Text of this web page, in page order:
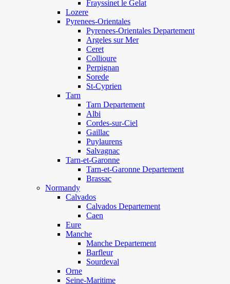
Frayssinet le Gelat
Lozere
Pyrenees-Orientales
Pyrenees-Orientales Departement
Argeles sur Mer
Ceret
Collioure
Perpignan
Sorede
St-Cyprien
Tarn
Tarn Departement
Albi
Cordes-sur-Ciel
Gaillac
Puylaurens
Salvagnac
Tarn-et-Garonne
Tarn-et-Garonne Departement
Brassac
Normandy
Calvados
Calvados Departement
Caen
Eure
Manche
Manche Departement
Barfleur
Sourdeval
Orne
Seine-Maritime